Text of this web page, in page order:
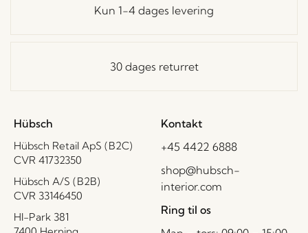
Kun 1-4 dages levering
30 dages returret
Hübsch
Hübsch Retail ApS (B2C)
CVR 41732350
Hübsch A/S (B2B)
CVR 33146450
HI-Park 381
Kontakt
+45 4422 6888
shop@hubsch-
interior.com
Ring til os